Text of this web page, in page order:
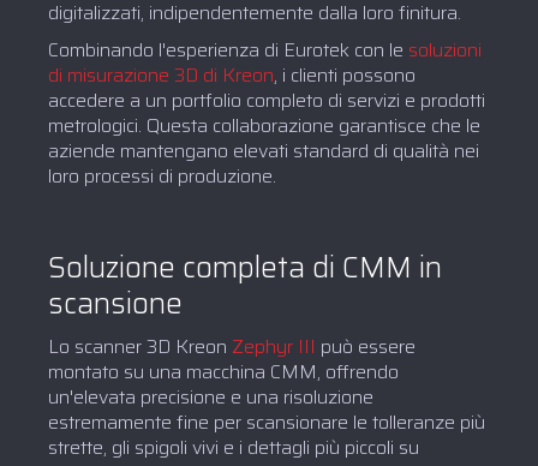
digitalizzati, indipendentemente dalla loro finitura.
Combinando l'esperienza di Eurotek con le soluzioni
di misurazione 3D di Kreon, i clienti possono
accedere a un portfolio completo di servizi e prodotti
metrologici. Questa collaborazione garantisce che le
aziende mantengano elevati standard di qualità nei
loro processi di produzione.
Soluzione completa di CMM in
scansione
Lo scanner 3D Kreon Zephyr III può essere
montato su una macchina CMM, offrendo
un'elevata precisione e una risoluzione
estremamente fine per scansionare le tolleranze più
strette, gli spigoli vivi e i dettagli più piccoli su